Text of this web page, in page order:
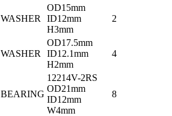
WASHER
OD15mm
ID12mm
H3mm
2
WASHER
OD17.5mm
ID12.1mm
H2mm
4
BEARING
12214V-2RS
OD21mm
ID12mm
W4mm
8